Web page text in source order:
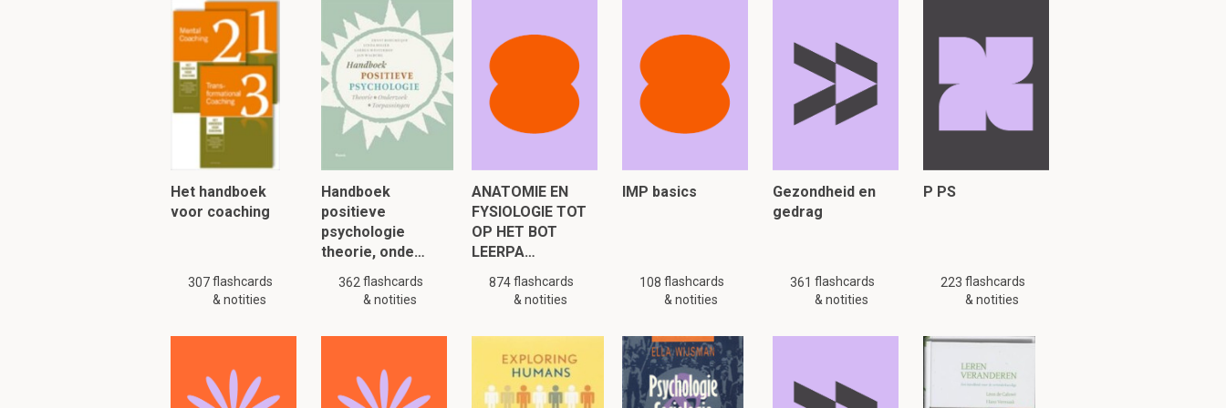
Wat houdt respectvol confronteren in?
De coachee ervan bewust maken dat zijn gedrag of overtuigingen het coachingsproces of het
behalen van doelen bemoeilijken.
Geef een voorbeeld van wanneer je respectvol kan confronteren? Hoe ga je die persoon
dan confronteren?
Als er bv een tiener met overgewicht bij je komt maar ze legt de schuld van haar overgewicht
altijd bij anderen of haar omgeving. ( = externe locus of control).
Je geeft je interpretatie van het gedrag en de wijze waarop het de hulpverlening bemoeilijkt.
Vervolgens geef je een alternatief en vraag je om na te denken hoe het anders kan.
Je vraagt om op je opmerking te reageren.
Het handboek
voor coaching
307flashcards
& notities
Handboek
positieve
psychologie
theorie, onde…
362 flashcards
& notities
ANATOMIE EN
FYSIOLOGIE TOT
OP HET BOT
LEERPA…
874flashcards
& notities
IMP basics
108 flashcards
& notities
Gezondheid en
gedrag
361 flashcards
& notities
P PS
223 flashcards
& notities